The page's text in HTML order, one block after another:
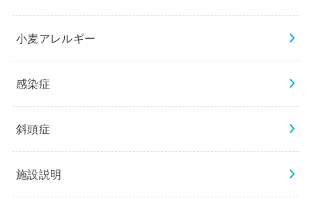
小麦アレルギー
感染症
斜頭症
施設説明